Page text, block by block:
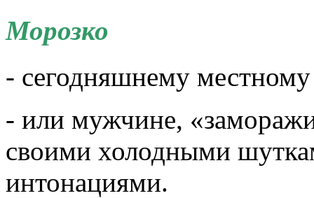
Морозко
- сегодняшнему
- или мужчине,
своими холодными
интонациями.